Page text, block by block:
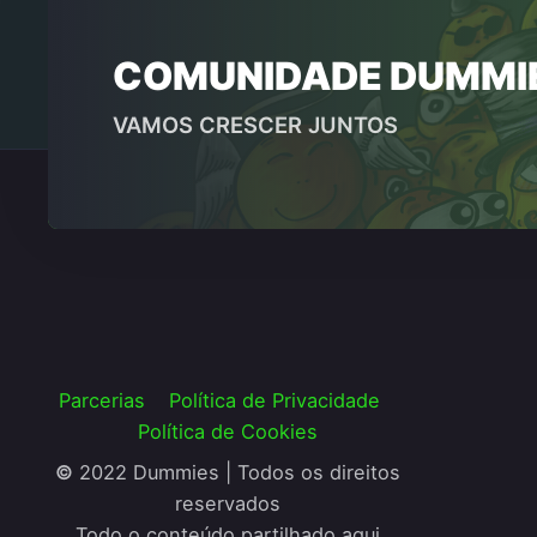
COMUNIDADE
VAMOS CRESCER JUNTOS
Parcerias
Política de Privacidade
Política de Cookies
© 2022 Dummies | Todos os direitos
reservados